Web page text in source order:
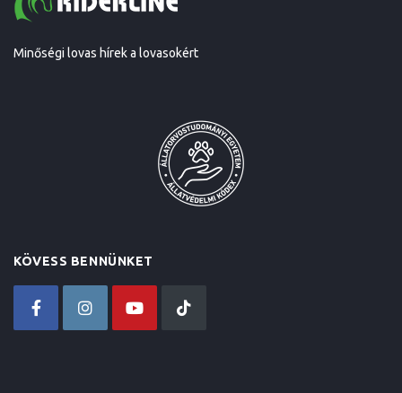
Minőségi lovas hírek a lovasokért
KÖVESS BENNÜNKET